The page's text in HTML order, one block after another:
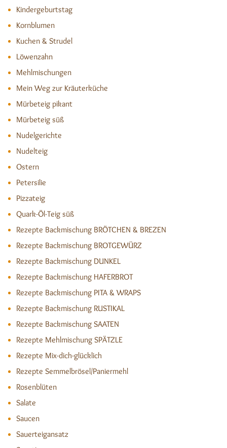
Kindergeburtstag
Kornblumen
Kuchen & Strudel
Löwenzahn
Mehlmischungen
Mein Weg zur Kräuterküche
Mürbeteig pikant
Mürbeteig süß
Nudelgerichte
Nudelteig
Ostern
Petersilie
Pizzateig
Quark-Öl-Teig süß
Rezepte Backmischung BRÖTCHEN & BREZEN
Rezepte Backmischung BROTGEWÜRZ
Rezepte Backmischung DUNKEL
Rezepte Backmischung HAFERBROT
Rezepte Backmischung PITA & WRAPS
Rezepte Backmischung RUSTIKAL
Rezepte Backmischung SAATEN
Rezepte Mehlmischung SPÄTZLE
Rezepte Mix-dich-glücklich
Rezepte Semmelbrösel/Paniermehl
Rosenblüten
Salate
Saucen
Sauerteigansatz